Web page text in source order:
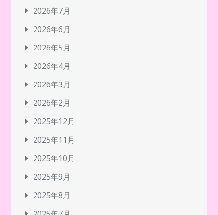
2026年7月
2026年6月
2026年5月
2026年4月
2026年3月
2026年2月
2025年12月
2025年11月
2025年10月
2025年9月
2025年8月